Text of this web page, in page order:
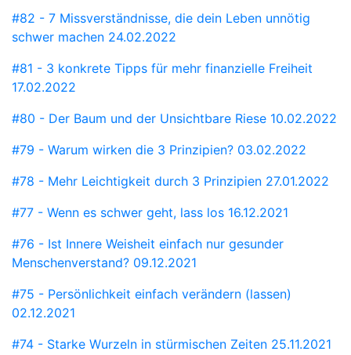
#82 - 7 Missverständnisse, die dein Leben unnötig
schwer machen 24.02.2022
#81 - 3 konkrete Tipps für mehr finanzielle Freiheit
17.02.2022
#80 - Der Baum und der Unsichtbare Riese 10.02.2022
#79 - Warum wirken die 3 Prinzipien? 03.02.2022
#78 - Mehr Leichtigkeit durch 3 Prinzipien 27.01.2022
#77 - Wenn es schwer geht, lass los 16.12.2021
#76 - Ist Innere Weisheit einfach nur gesunder
Menschenverstand? 09.12.2021
#75 - Persönlichkeit einfach verändern (lassen)
02.12.2021
#74 - Starke Wurzeln in stürmischen Zeiten 25.11.2021